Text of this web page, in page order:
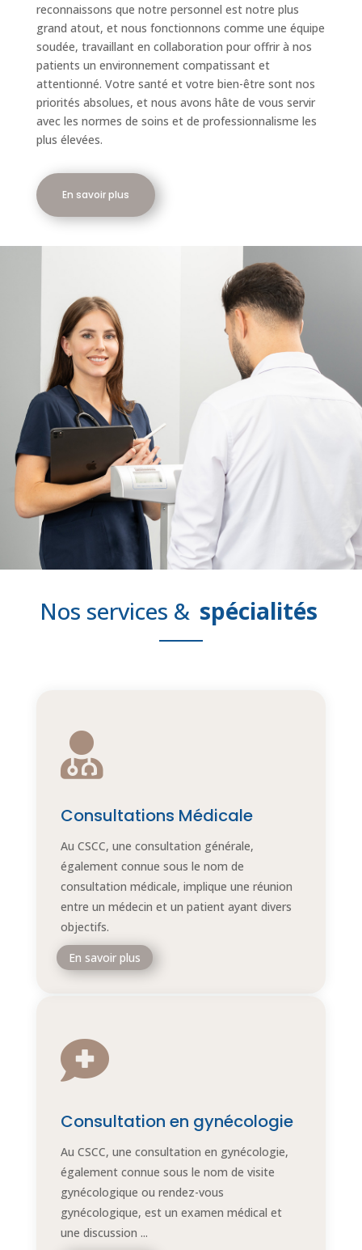
reconnaissons que notre personnel est notre plus
grand atout, et nous fonctionnons comme une équipe
soudée, travaillant en collaboration pour offrir à nos
patients un environnement compatissant et
attentionné. Votre santé et votre bien-être sont nos
priorités absolues, et nous avons hâte de vous servir
avec les normes de soins et de professionnalisme les
plus élevées.
En savoir plus
Nos services & spécialités

Consultations Médicale
Au CSCC, une consultation générale,
également connue sous le nom de
consultation médicale, implique une réunion
entre un médecin et un patient ayant divers
objectifs.
En savoir plus

Consultation en gynécologie
Au CSCC, une consultation en gynécologie,
également connue sous le nom de visite
gynécologique ou rendez-vous
gynécologique, est un examen médical et
une discussion ...